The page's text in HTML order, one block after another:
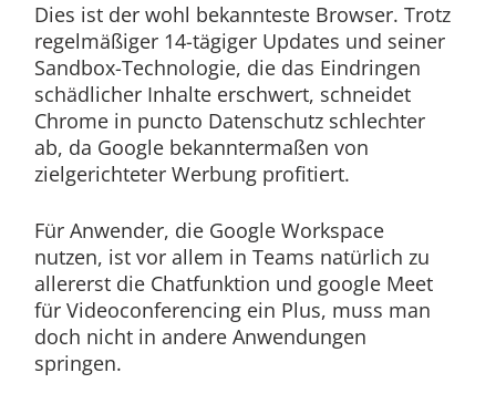
Dies ist der wohl bekannteste Browser. Trotz
regelmäßiger 14-tägiger Updates und seiner
Sandbox-Technologie, die das Eindringen
schädlicher Inhalte erschwert, schneidet
Chrome in puncto Datenschutz schlechter
ab, da Google bekanntermaßen von
zielgerichteter Werbung profitiert.
Für Anwender, die Google Workspace
nutzen, ist vor allem in Teams natürlich zu
allererst die Chatfunktion und google Meet
für Videoconferencing ein Plus, muss man
doch nicht in andere Anwendungen
springen.